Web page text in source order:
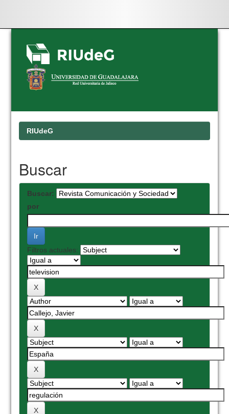
Skip
navigation
RIUdeG
Buscar
Buscar:
por
Filtros actuales: